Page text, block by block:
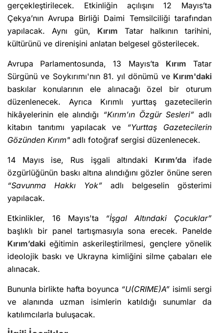
gerçekleştirilecek. Etkinliğin açılışını 12 Mayıs’ta
Çekya’nın Avrupa Birliği Daimi Temsilciliği tarafından
yapılacak. Aynı gün, Kırım Tatar halkının tarihini,
kültürünü ve direnişini anlatan belgesel gösterilecek.
Avrupa Parlamentosunda, 13 Mayıs’ta Kırım Tatar
Sürgünü ve Soykırımı'nın 81. yıl dönümü ve Kırım'daki
baskılar konularının ele alınacağı özel bir oturum
düzenlenecek. Ayrıca Kırımlı yurttaş gazetecilerin
hikâyelerinin ele alındığı “Kırım’ın Özgür Sesleri” adlı
kitabın tanıtımı yapılacak ve “Yurttaş Gazetecilerin
Gözünden Kırım" adlı fotoğraf sergisi düzenlenecek.
14 Mayıs ise, Rus işgali altındaki Kırım’daifade
özgürlüğünün baskı altına alındığını gözler önüne seren
“Savunma Hakkı Yok” adlı belgeselin gösterimi
yapılacak.
Etkinlikler, 16 Mayıs'ta “İşgal Altındaki Çocuklar”
başlıklı bir panel tartışmasıyla sona erecek. Panelde
Kırım’daki eğitimin askerileştirilmesi, gençlere yönelik
ideolojik baskı ve Ukrayna kimliğini silme çabaları ele
alınacak.
Bununla birlikte hafta boyunca “U(CRIME)A” isimli sergi
ve alanında uzman isimlerin katıldığı sunumlar da
katılımcılarla buluşacak.